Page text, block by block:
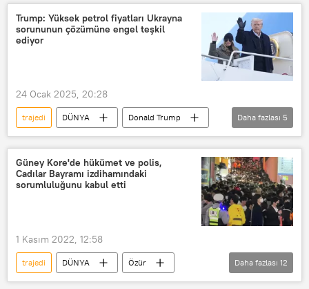
seri cinayet
Aile
Katil
Seri katil
Katil zanlısı
Trump: Yüksek petrol fiyatları Ukrayna
sorununun çözümüne engel teşkil
ediyor
24 Ocak 2025, 20:28
trajedi DÜNYA
Donald Trump
ABD
Kuzey Carolina
Ukrayna
OPEC
Petrol fiyatları
Daha fazlası 5
Güney Kore'de hükümet ve polis,
Cadılar Bayramı izdihamındaki
sorumluluğunu kabul etti
1 Kasım 2022, 12:58
trajedi DÜNYA
Özür
Özür dilemek
itiraf
Daha fazlası 12